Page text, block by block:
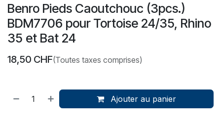
Benro Pieds Caoutchouc (3pcs.)
BDM7706 pour Tortoise 24/35, Rhino
35 et Bat 24
18,50 CHF(Toutes taxes comprises)
Ajouter au panier